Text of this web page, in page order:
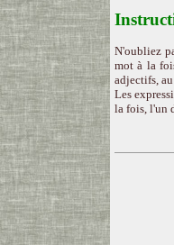
N'oubliez
mot à la
adjectifs,
Les
la fois, l'un